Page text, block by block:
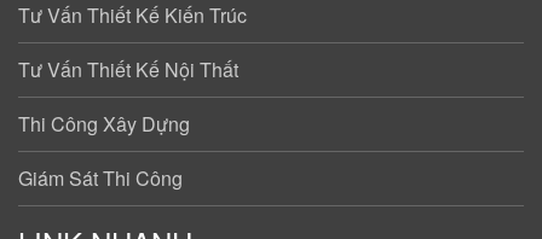
Tư Vấn Thiết Kế Kiến Trúc
Tư Vấn Thiết Kế Nội Thất
Thi Công Xây Dựng
Giám Sát Thi Công